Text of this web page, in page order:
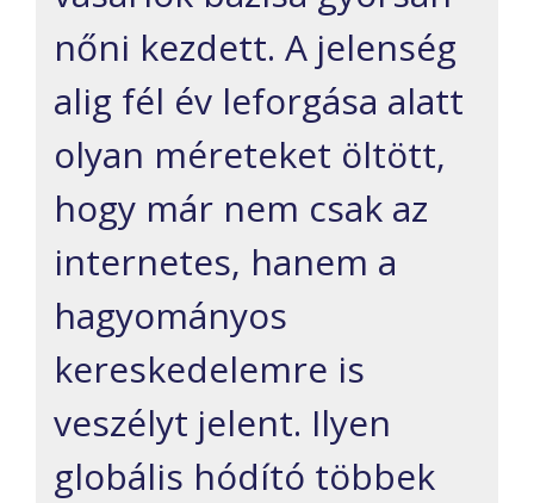
nőni kezdett. A jelenség
alig fél év leforgása alatt
olyan méreteket öltött,
hogy már nem csak az
internetes, hanem a
hagyományos
kereskedelemre is
veszélyt jelent. Ilyen
globális hódító többek